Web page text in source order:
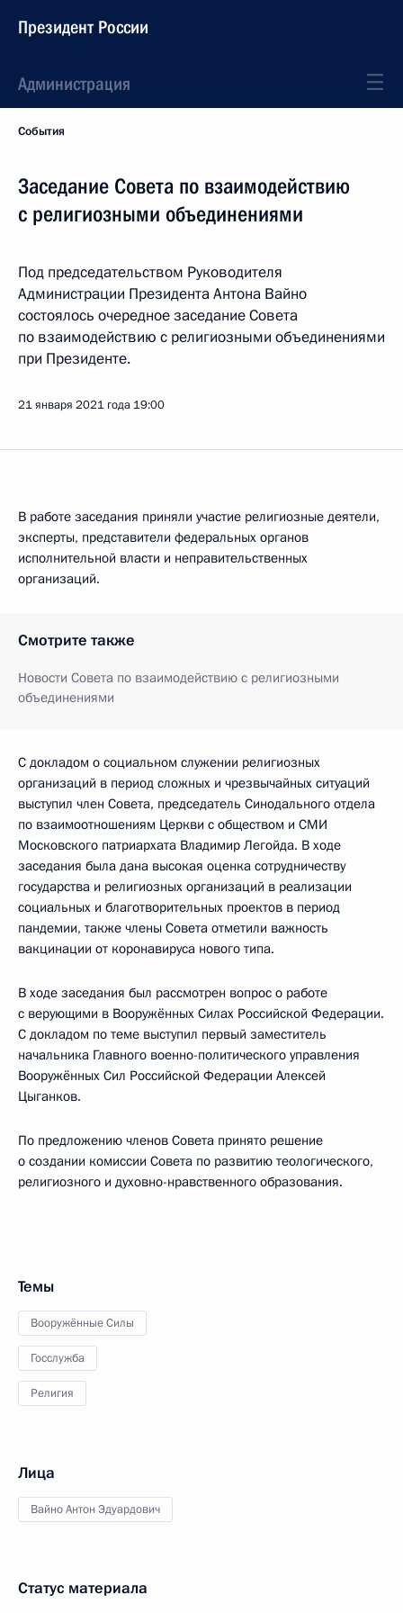
Президент России
Администрация
События
Заседание Совета по взаимодействию
с религиозными объединениями
Под председательством Руководителя
Администрации Президента Антона Вайно
состоялось очередное заседание Совета
по взаимодействию с религиозными объединениями
при Президенте.
21 января 2021 года 19:00
В работе заседания приняли участие религиозные деятели,
эксперты, представители федеральных органов
исполнительной власти и неправительственных
организаций.
Смотрите также
Новости Совета по взаимодействию с религиозными
объединениями
С докладом о социальном служении религиозных
организаций в период сложных и чрезвычайных ситуаций
выступил член Совета, председатель Синодального отдела
по взаимоотношениям Церкви с обществом и СМИ
Московского патриархата Владимир Легойда. В ходе
заседания была дана высокая оценка сотрудничеству
государства и религиозных организаций в реализации
социальных и благотворительных проектов в период
пандемии, также члены Совета отметили важность
вакцинации от коронавируса нового типа.
В ходе заседания был рассмотрен вопрос о работе
с верующими в Вооружённых Силах Российской Федерации.
С докладом по теме выступил первый заместитель
начальника Главного военно-­политического управления
Вооружённых Сил Российской Федерации Алексей
Цыганков.
По предложению членов Совета принято решение
о создании комиссии Совета по развитию теологического,
религиозного и духовно-нравственного образования.
Темы
Вооружённые Силы
Госслужба
Религия
Лица
Вайно Антон Эдуардович
Статус материала